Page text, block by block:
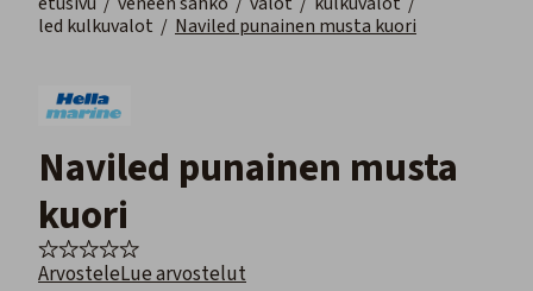
led kulkuvalot / Naviled punainen musta kuori
Naviled punainen musta
kuori
ArvosteleLue arvostelut